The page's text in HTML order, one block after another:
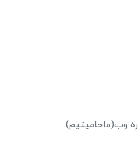
ره وب(ماحامیتیم)